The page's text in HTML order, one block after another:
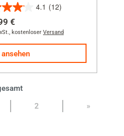
4.1 (12)
€
, kostenloser Versand
2 »